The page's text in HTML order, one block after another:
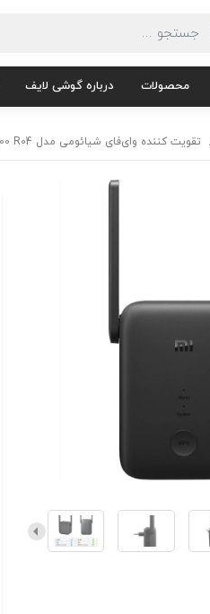
محصولات درباره گوشی لایف
تقویت کننده وای‌فای شیائومی مدل Mi WiFi Range Extender AC1200 R04